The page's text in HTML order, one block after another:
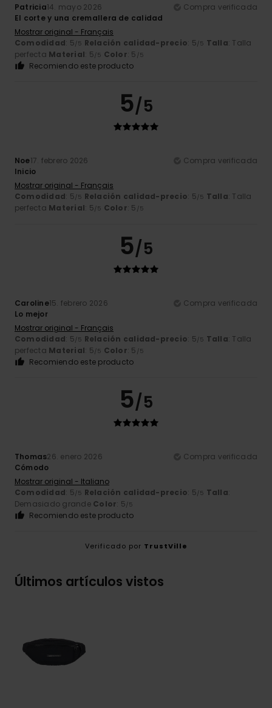
Patricia14. mayo 2026
Compra verificada
El corte y una cremallera de calidad
Mostrar original - Français
Comodidad: 5/5 Relación calidad-precio: 5/5 Talla: Talla
perfecta Material: 5/5 Color: 5 /5
Recomiendo este producto
5/5
Noe17. febrero 2026
Compra verificada
Inicio
Mostrar original - Français
Comodidad: 5/5 Relación calidad-precio: 5/5 Talla: Talla
perfecta Material: 5/5 Color: 5 /5
5/5
Caroline15. febrero 2026
Compra verificada
Lo mejor
Mostrar original - Français
Comodidad: 5/5 Relación calidad-precio: 5/5 Talla: Talla
perfecta Material: 5/5 Color: 5 /5
Recomiendo este producto
5/5
Thomas26. enero 2026
Compra verificada
Cómodo
Mostrar original - Italiano
Comodidad: 5/5 Relación calidad-precio: 5/5 Talla:
Demasiado grande Color: 5/5
Recomiendo este producto
Verificado por TrustVille
Últimos artículos vistos